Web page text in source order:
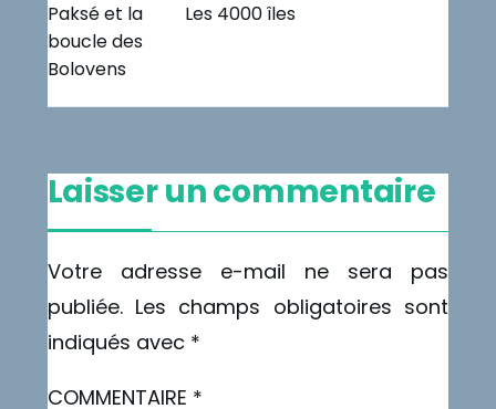
Paksé et la
boucle des
Bolovens
Les 4000 îles
Laisser un commentaire
Votre adresse e-mail ne sera pas
publiée. Les champs obligatoires sont
indiqués avec *
COMMENTAIRE *